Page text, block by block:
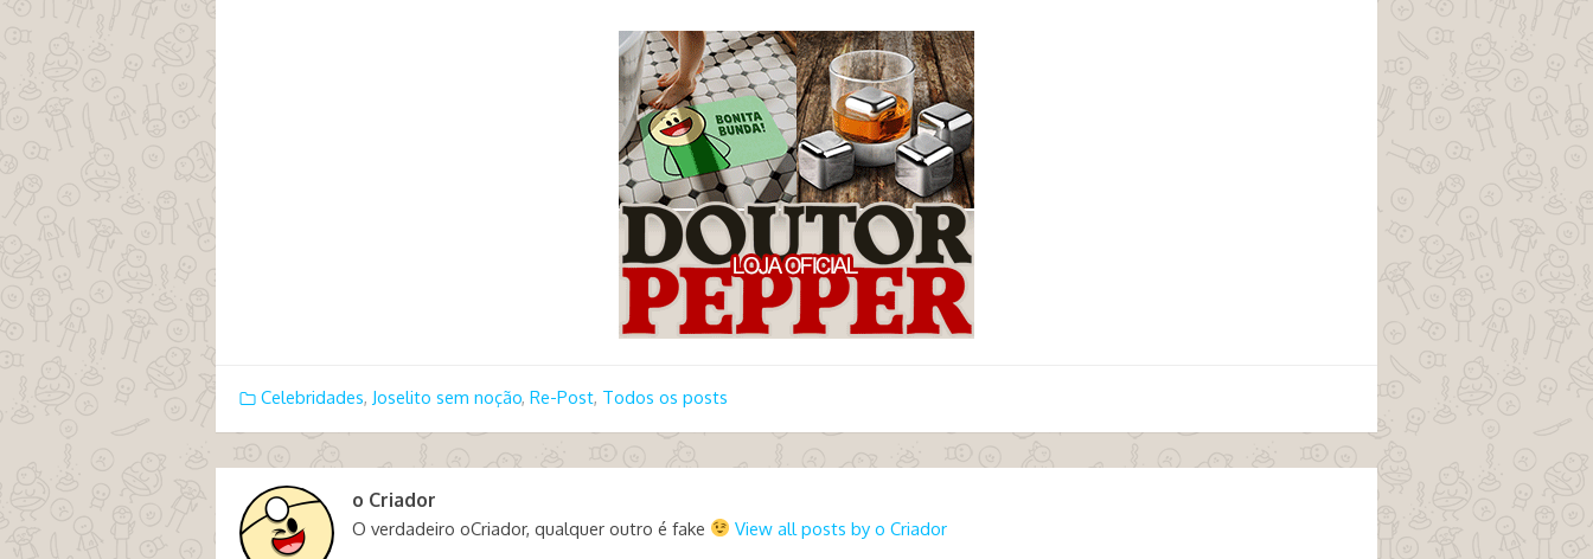
Celebridades, Joselito sem noção, Re-Post, Todos os posts
o Criador
O verdadeiro oCriador, qualquer outro é fake View all posts by o Criador